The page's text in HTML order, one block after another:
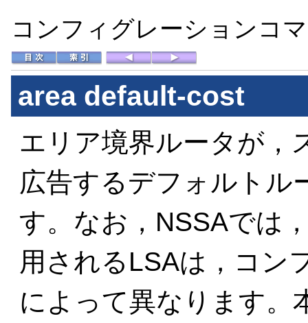
コンフィグレーションコ
area default-cost
エリア境界ルータが，
広告するデフォルトル
す。なお，NSSAでは
用されるLSAは，コン
によって異なります。